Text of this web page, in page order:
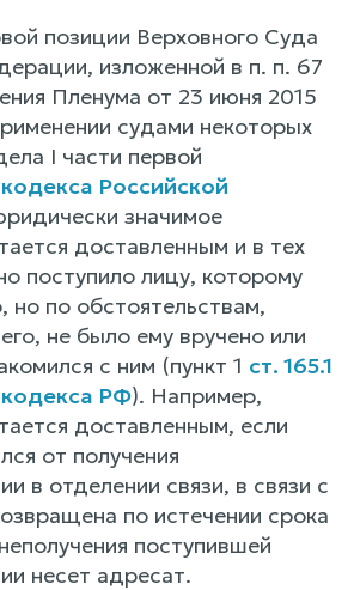
позиции Верховного Суда
изложенной в п. п. 67
Пленума от 23 июня 2015
судами некоторых
I части первой
Российской
значимое
доставленным и в тех
поступило лицу, которому
но по обстоятельствам,
не было ему вручено или
с ним (пункт 1 ст. 165.1
РФ). Например,
доставленным, если
от получения
в отделении связи, в связи с
по истечении срока
поступившей
несет адресат.